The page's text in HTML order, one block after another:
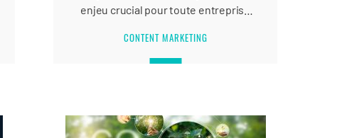
enjeu crucial pour toute entreprise
Les sites Web qui ne caracolent pas
en tête des premiers résultats sur
SEO (Search Engine Optimization) se
CONTENT MARKETING